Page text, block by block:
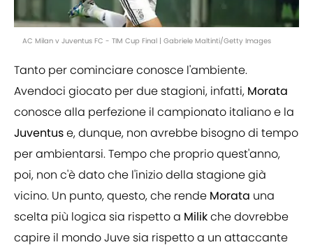
AC Milan v Juventus FC - TIM Cup Final | Gabriele Maltinti/Getty Images
Tanto per cominciare conosce l'ambiente.
Avendoci giocato per due stagioni, infatti, Morata
conosce alla perfezione il campionato italiano e la
Juventuse, dunque, non avrebbe bisogno di tempo
per ambientarsi. Tempo che proprio quest'anno,
poi, non c'è dato che l'inizio della stagione già
vicino. Un punto, questo, che rende Morata una
scelta più logica sia rispetto a Milikche dovrebbe
capire il mondo Juve sia rispetto a un attaccante